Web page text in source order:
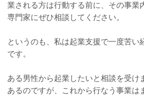
業される方は行動する前に、その事業
専門家にぜひ相談してください。
というのも、私は起業支援で一度苦い
です。
ある男性から起業したいと相談を受け
あるのですが、これから行なう事業は